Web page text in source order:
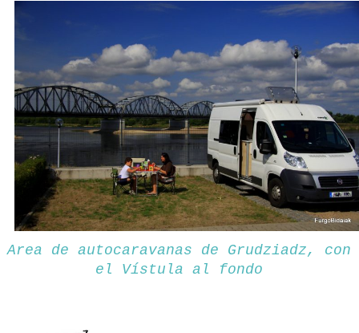
Area de autocaravanas de Grudziadz, con
el Vístula al fondo